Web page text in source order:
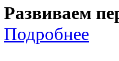
Развиваем
Подробнее